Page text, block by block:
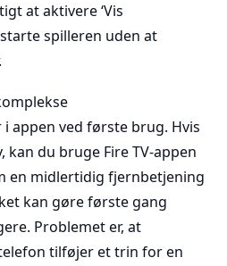
at aktivere ‘Vis
spilleren uden at
appen ved første brug. Hvis
kan du bruge Fire TV-appen
en midlertidig fjernbetjening
kan gøre første gang
Problemet er, at
tilføjer et trin for en